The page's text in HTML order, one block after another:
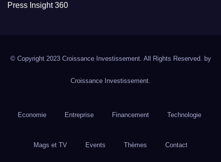
Press Insight 360
© Copyright 2023 Croissance Investissement. All Rights Reserved. by
Croissance Investissement.
Economie Entreprise Financement Technologie
Mags et TV Events Thèmes Contact